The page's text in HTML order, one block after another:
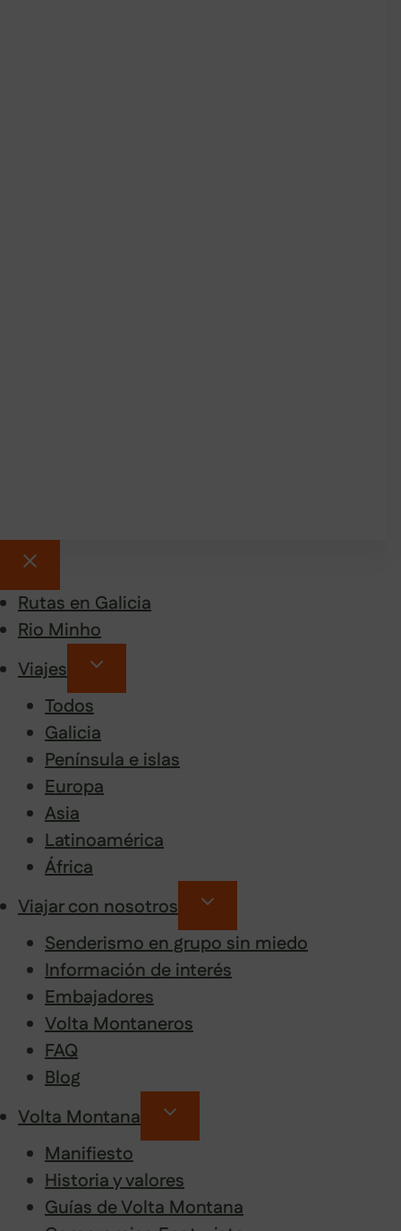
Rutas en Galicia
Rio Minho
Viajes
Todos
Galicia
Península e islas
Europa
Asia
Latinoamérica
África
Viajar con nosotros
Senderismo en grupo sin miedo
Información de interés
Embajadores
Volta Montaneros
FAQ
Blog
Volta Montana
Manifiesto
Historia y valores
Guías de Volta Montana